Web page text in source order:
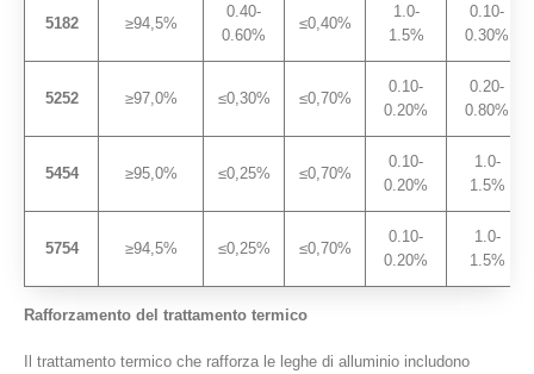
5182 ≥94,5%
0.40-
0.60%
≤0,40%
1.0-
1.5%
0.10-
0.30%
5252 ≥97,0% ≤0,30% ≤0,70%
0.10-
0.20%
0.20-
0.80%
5454 ≥95,0% ≤0,25% ≤0,70%
0.10-
0.20%
1.0-
1.5%
5754 ≥94,5% ≤0,25% ≤0,70%
0.10-
0.20%
1.0-
1.5%
Rafforzamento del trattamento termico
Il trattamento termico che rafforza le leghe di alluminio includono